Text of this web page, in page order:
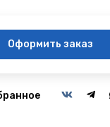
Оформить заказ